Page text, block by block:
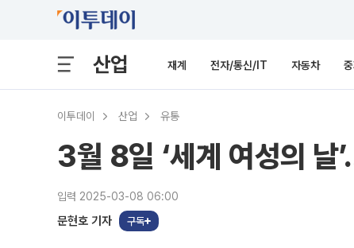
산업 재계 전자/통신/IT 자동차
이투데이 산업 유통
3월 8일 ‘세계 여성의 날
입력 2025-03-08 06:00
문현호 기자 구독